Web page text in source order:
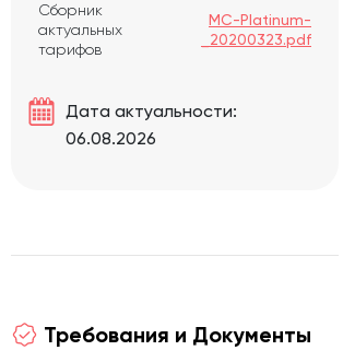
Сборник
актуальных
тарифов
MC-Platinum-
_20200323.pdf
Дата актуальности:
06.08.2026
Требования и Документы